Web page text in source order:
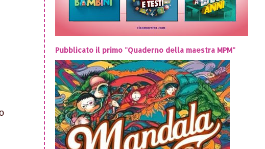
Pubblicato il primo "Quaderno della maestra MPM"